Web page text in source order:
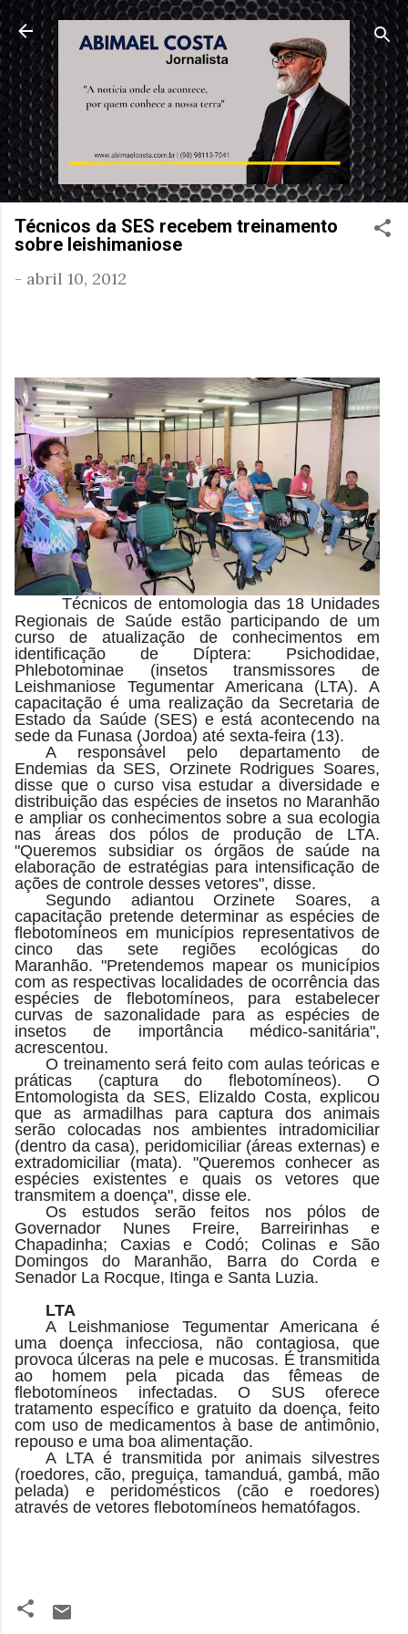
Pular para o conteúdo principal
Técnicos da SES recebem treinamento
sobre leishimaniose
- abril 10, 2012
Técnicos de entomologia das 18 Unidades
Regionais de Saúde estão participando de um
curso de atualização de conhecimentos em
identificação de Díptera: Psichodidae,
Phlebotominae (insetos transmissores de
Leishmaniose Tegumentar Americana (LTA). A
capacitação é uma realização da Secretaria de
Estado da Saúde (SES) e está acontecendo na
sede da Funasa (Jordoa) até sexta-feira (13).
A responsável pelo departamento de
Endemias da SES, Orzinete Rodrigues Soares,
disse que o curso visa estudar a diversidade e
distribuição das espécies de insetos no Maranhão
e ampliar os conhecimentos sobre a sua ecologia
nas áreas dos pólos de produção de LTA.
"Queremos subsidiar os órgãos de saúde na
elaboração de estratégias para intensificação de
ações de controle desses vetores", disse.
Segundo adiantou Orzinete Soares, a
capacitação pretende determinar as espécies de
flebotomíneos em municípios representativos de
cinco das sete regiões ecológicas do
Maranhão. "Pretendemos mapear os municípios
com as respectivas localidades de ocorrência das
espécies de flebotomíneos, para estabelecer
curvas de sazonalidade para as espécies de
insetos de importância médico-sanitária",
acrescentou.
O treinamento será feito com aulas teóricas e
práticas (captura do flebotomíneos). O
Entomologista da SES, Elizaldo Costa, explicou
que as armadilhas para captura dos animais
serão colocadas nos ambientes intradomiciliar
(dentro da casa), peridomiciliar (áreas externas) e
extradomiciliar (mata). "Queremos conhecer as
espécies existentes e quais os vetores que
transmitem a doença", disse ele.
Os estudos serão feitos nos pólos de
Governador Nunes Freire, Barreirinhas e
Chapadinha; Caxias e Codó; Colinas e São
Domingos do Maranhão, Barra do Corda e
Senador La Rocque, Itinga e Santa Luzia.
LTA
A Leishmaniose Tegumentar Americana é
uma doença infecciosa, não contagiosa, que
provoca úlceras na pele e mucosas. É transmitida
ao homem pela picada das fêmeas de
flebotomíneos infectadas. O SUS oferece
tratamento específico e gratuito da doença, feito
com uso de medicamentos à base de antimônio,
repouso e uma boa alimentação.
A LTA é transmitida por animais silvestres
(roedores, cão, preguiça, tamanduá, gambá, mão
pelada) e peridomésticos (cão e roedores)
através de vetores flebotomíneos hematófagos.